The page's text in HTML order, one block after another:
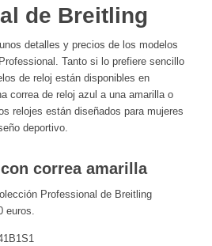
de Breitling
detalles y precios de los modelos
Tanto si lo prefiere sencillo
de reloj están disponibles en
correa de reloj azul a una amarilla o
relojes están diseñados para mujeres
deportivo.
correa amarilla
Professional de Breitling
euros.